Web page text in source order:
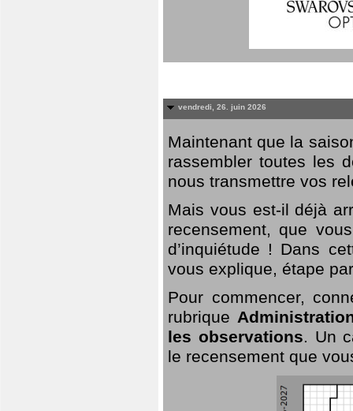
vendredi, 26. juin 2026
Maintenant que la
rassembler toutes les
nous transmettre vos
Mais vous est-il déjà
recensement, que
d’inquiétude ! Dans
vous explique, étape
Pour commencer,
rubrique
les observations. Un
le recensement que